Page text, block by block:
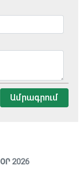
Ամրագրում
2026